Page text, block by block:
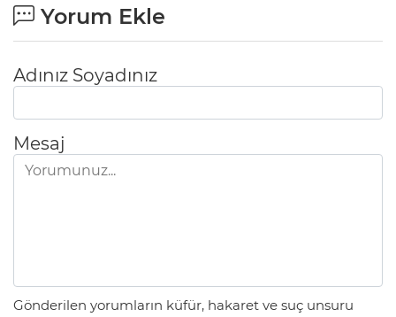
Yorum Ekle
Adınız Soyadınız
Mesaj
Gönderilen yorumların küfür, hakaret ve suç unsuru